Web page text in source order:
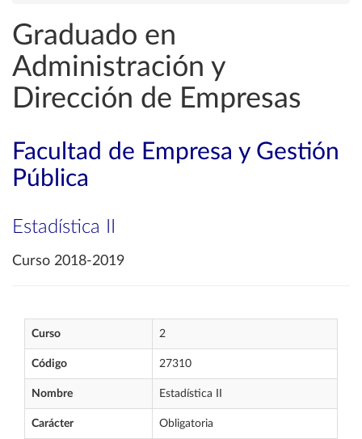
Graduado en
Administración y
Dirección de Empresas
Facultad de Empresa y Gestión
Pública
Estadística II
Curso 2018-2019
Curso 2
Código 27310
Nombre Estadística II
Carácter Obligatoria